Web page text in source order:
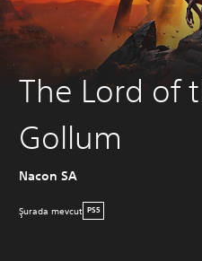
The Lord of
Gollum
Nacon SA
Şurada mevcut PS5